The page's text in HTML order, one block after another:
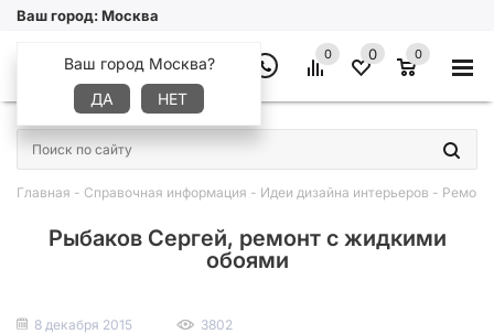
Ваш город:Москва
Ваш город Москва?
ДА
НЕТ
0 0 0
×
Главная - Справочная информация - Идеи дизайна интерьеров - Ремонт
Рыбаков Сергей, ремонт с жидкими
обоями
8 декабря 2015 3802